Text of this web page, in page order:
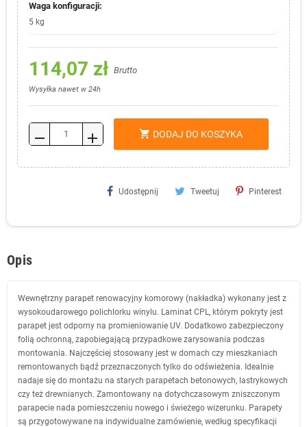
Waga konfiguracji:
5 kg
114,07 zł Brutto
Wysyłka nawet w 24h
remove add shopping_cart DODAJ DO KOSZYKA
Udostępnij Tweetuj Pinterest
Opis
Wewnętrzny parapet renowacyjny komorowy (nakładka) wykonany jest z
wysokoudarowego polichlorku winylu. Laminat CPL, którym pokryty jest
parapet jest odporny na promieniowanie UV. Dodatkowo zabezpieczony
folią ochronną, zapobiegającą przypadkowe zarysowania podczas
montowania. Najczęściej stosowany jest w domach czy mieszkaniach
remontowanych bądź przeznaczonych tylko do odświeżenia. Idealnie
nadaje się do montażu na starych parapetach betonowych, lastrykowych
czy też drewnianych. Zamontowany na dotychczasowym zniszczonym
parapecie nada pomieszczeniu nowego i świeżego wizerunku. Parapety
są przygotowywane na indywidualne zamówienie, według specyfikacji